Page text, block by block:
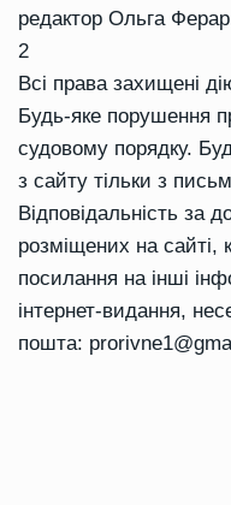
редактор Ольга
2
Всі права захищені
Будь-яке порушення
судовому порядку.
з сайту тільки з
Відповідальність за
розміщених на сайті,
посилання на інші
інтернет-видання,
пошта: